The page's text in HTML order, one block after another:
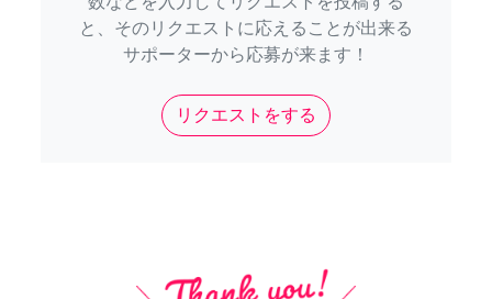
と、そのリクエストに応えることが出来る
サポーターから応募が来ます！
リクエストをする